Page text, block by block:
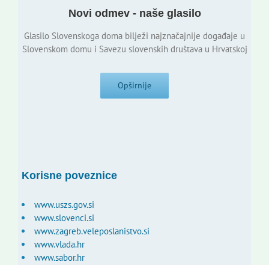
Novi odmev - naše glasilo
Glasilo Slovenskoga doma bilježi najznačajnije događaje u
Slovenskom domu i Savezu slovenskih društava u Hrvatskoj
Opširnije
Korisne poveznice
www.uszs.gov.si
www.slovenci.si
www.zagreb.veleposlanistvo.si
www.vlada.hr
www.sabor.hr